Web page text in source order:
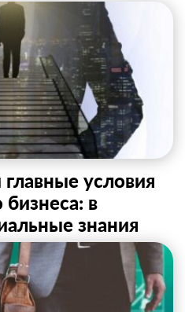
условия
бизнеса: в
знания